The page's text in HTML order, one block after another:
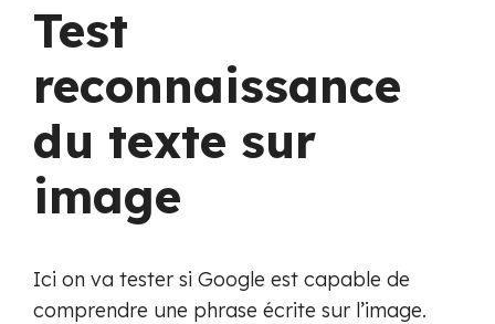
Test
reconnaissance
du texte sur
image
Ici on va tester si Google est capable de
comprendre une phrase écrite sur l’image.